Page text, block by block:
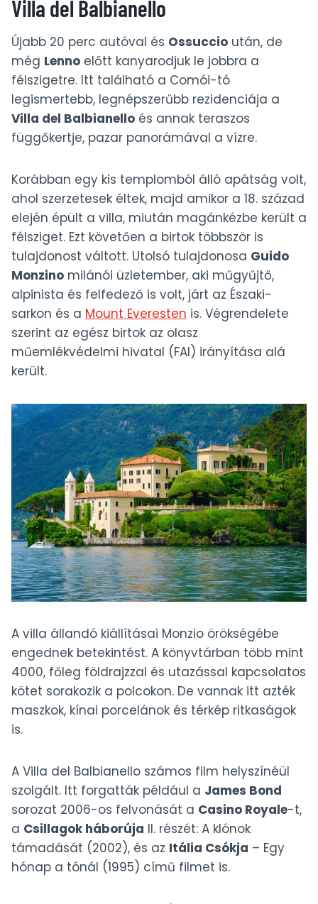
Villa del Balbianello
Újabb 20 perc autóval és Ossuccio után, de
még Lenno előtt kanyarodjuk le jobbra a
félszigetre. Itt található a Comói-tó
legismertebb, legnépszerűbb rezidenciája a
Villa del Balbianello és annak teraszos
függőkertje, pazar panorámával a vízre.
Korábban egy kis templomból álló apátság volt,
ahol szerzetesek éltek, majd amikor a 18. század
elején épült a villa, miután magánkézbe került a
félsziget. Ezt követően a birtok többször is
tulajdonost váltott. Utolsó tulajdonosa Guido
Monzino milánói üzletember, aki műgyűjtő,
alpinista és felfedező is volt, járt az Északi-
sarkon és a Mount Everesten is. Végrendelete
szerint az egész birtok az olasz
műemlékvédelmi hivatal (FAI) irányítása alá
került.
A villa állandó kiállításai Monzio örökségébe
engednek betekintést. A könyvtárban több mint
4000, főleg földrajzzal és utazással kapcsolatos
kötet sorakozik a polcokon. De vannak itt azték
maszkok, kínai porcelánok és térkép ritkaságok
is.
A Villa del Balbianello számos film helyszínéül
szolgált. Itt forgatták például a James Bond
sorozat 2006-os felvonását a Casino Royale-t,
a Csillagok háborúja II. részét: A klónok
támadását (2002), és az Itália Csókja – Egy
hónap a tónál (1995) című filmet is.